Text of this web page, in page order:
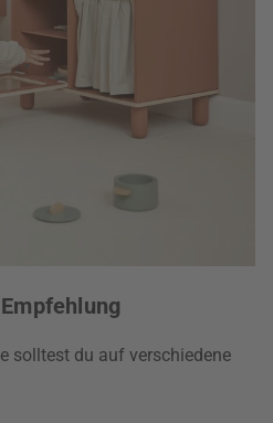
solltest du auf verschiedene